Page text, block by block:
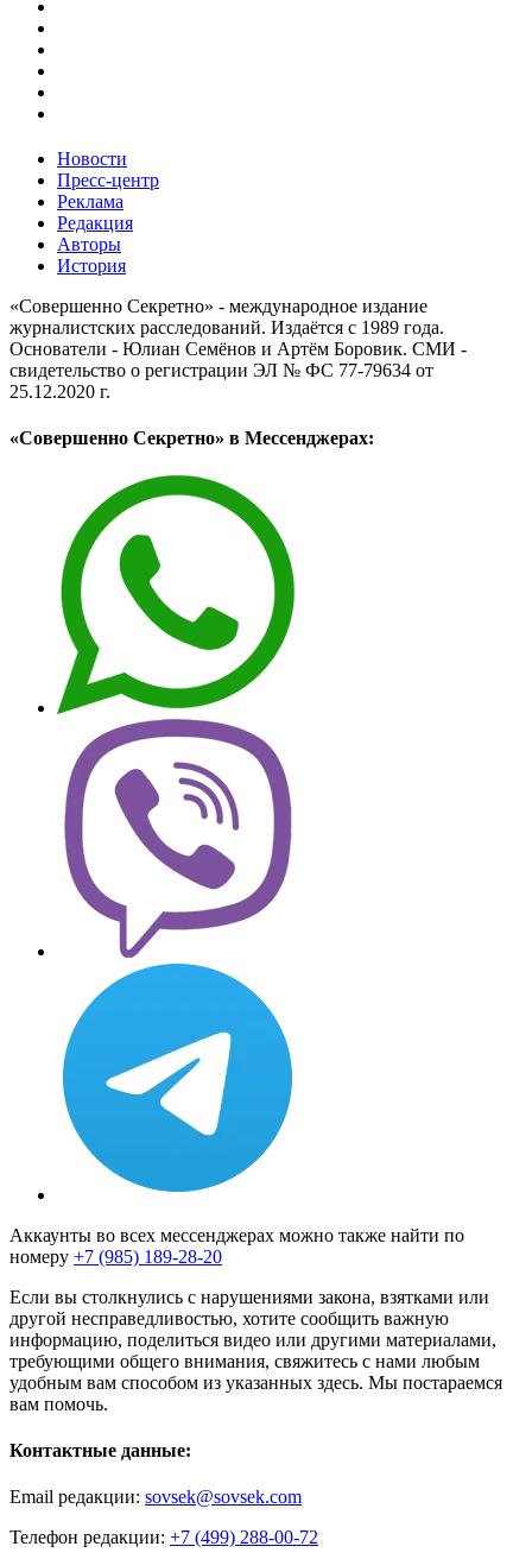
Новости
Пресс-центр
Реклама
Редакция
Авторы
История
«Совершенно Секретно» - международное издание
журналистских расследований. Издаётся с 1989 года.
Основатели - Юлиан Семёнов и Артём Боровик. CМИ -
свидетельство о регистрации ЭЛ № ФС 77-79634 от
25.12.2020 г.
«Совершенно Секретно» в Мессенджерах:
Аккаунты во всех мессенджерах можно также найти по
номеру +7 (985) 189-28-20
Если вы столкнулись с нарушениями закона, взятками или
другой несправедливостью, хотите сообщить важную
информацию, поделиться видео или другими материалами,
требующими общего внимания, свяжитесь с нами любым
удобным вам способом из указанных здесь. Мы постараемся
вам помочь.
Контактные данные:
Email редакции: sovsek@sovsek.com
Телефон редакции: +7 (499) 288-00-72